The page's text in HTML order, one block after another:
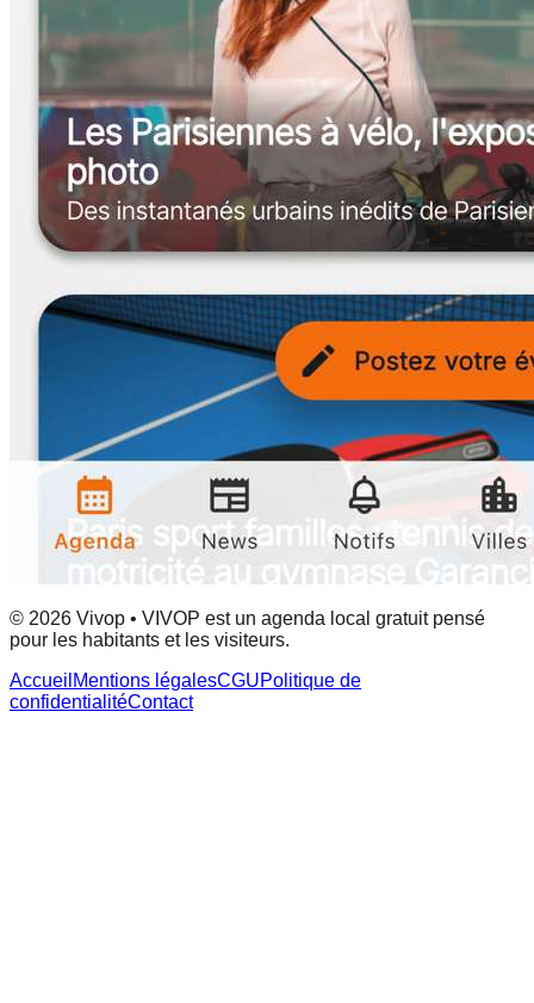
© 2026 Vivop • VIVOP est un agenda local gratuit pensé
pour les habitants et les visiteurs.
Accueil Mentions légalesCGUPolitique de
confidentialitéContact